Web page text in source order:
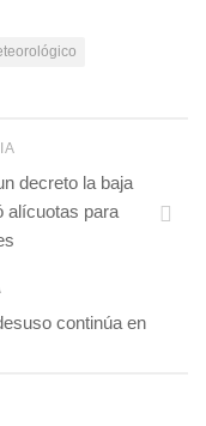
decreto la baja
alícuotas para
continúa en